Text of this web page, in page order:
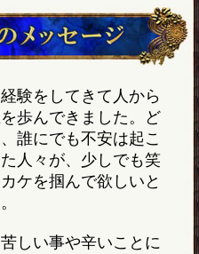
験をしてきて人から
歩んできました。ど
誰にでも不安は起こ
人々が、少しでも笑
ケを掴んで欲しいと
しい事や辛いことに